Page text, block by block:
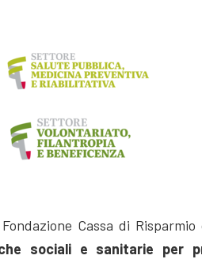
Cassa di
sociali e sanitarie per